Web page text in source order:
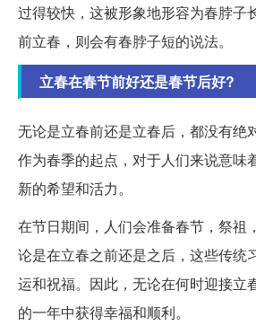
过得较快，这被形象地形容为春脖子
前立春，则会有春脖子短的说法。
立春在春节前好还是春节后好?
无论是立春前还是立春后，都没有绝
作为春季的起点，对于人们来说意味
新的希望和活力。
在节日期间，人们会准备春节，祭祖
论是在立春之前还是之后，这些传统
运和祝福。因此，无论在何时迎接立
的一年中获得幸福和顺利。